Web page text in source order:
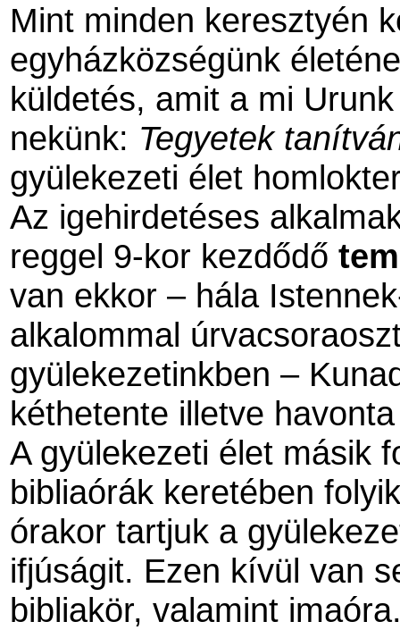
Mint minden keresztyén
egyházközségünk
küldetés, amit a mi
nekünk: Tegyetek
gyülekezeti élet
Az igehirdetéses
reggel 9-kor kezdődő
van ekkor – hála
alkalommal
gyülekezetinkben –
kéthetente illetve
A gyülekezeti élet másik
bibliaórák keretében
órakor tartjuk a
ifjúságit. Ezen kívül van
bibliakör, valamint